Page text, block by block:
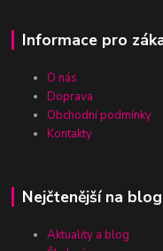
Informace pro
O nás
Doprava
Obchodní podmínky
Kontakty
Nejčtenější na
Aktuality a blog